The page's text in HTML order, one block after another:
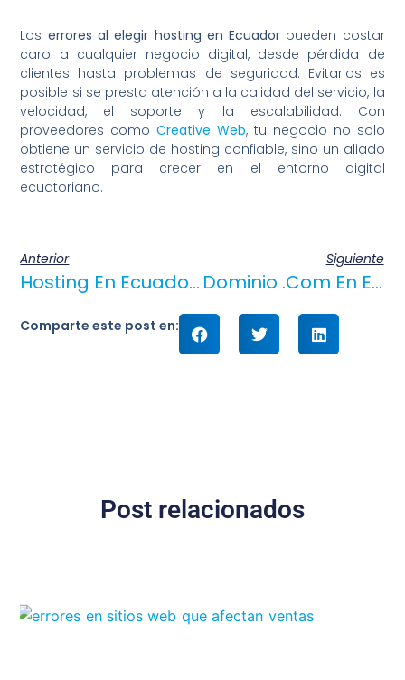
Los errores al elegir hosting en Ecuador pueden costar
caro a cualquier negocio digital, desde pérdida de
clientes hasta problemas de seguridad. Evitarlos es
posible si se presta atención a la calidad del servicio, la
velocidad, el soporte y la escalabilidad. Con
proveedores comoCreative Web, tu negocio no solo
obtiene un servicio de hosting confiable, sino un aliado
estratégico para crecer en el entorno digital
ecuatoriano.
Anterior
Hosting En Ecuador 2025: Opciones Para Tu Negocio
Siguiente
Dominio .com En Ecuador: La Inversión Para Tu Negocio En 2025
Comparte este post en:
Post relacionados